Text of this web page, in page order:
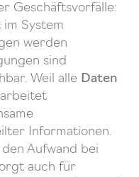
Geschäftsvorfälle:
System
werden
sind
Weil alle Daten
Informationen.
Aufwand bei
auch für